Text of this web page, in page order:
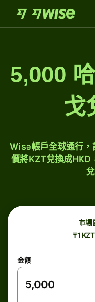
5,000
戈
Wise帳戶全球通行，
價將KZT兌換成HKD
市場
₸1
金額